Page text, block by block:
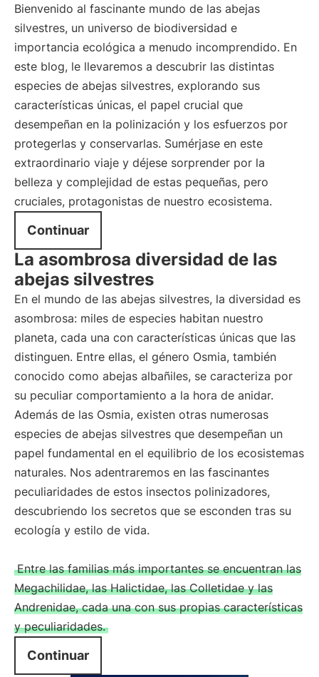
Bienvenido al fascinante mundo de las abejas
silvestres, un universo de biodiversidad e
importancia ecológica a menudo incomprendido. En
este blog, le llevaremos a descubrir las distintas
especies de abejas silvestres, explorando sus
características únicas, el papel crucial que
desempeñan en la polinización y los esfuerzos por
protegerlas y conservarlas. Sumérjase en este
extraordinario viaje y déjese sorprender por la
belleza y complejidad de estas pequeñas, pero
cruciales, protagonistas de nuestro ecosistema.
Continuar
La asombrosa diversidad de las
abejas silvestres
En el mundo de las abejas silvestres, la diversidad es
asombrosa: miles de especies habitan nuestro
planeta, cada una con características únicas que las
distinguen. Entre ellas, el género Osmia, también
conocido como abejas albañiles, se caracteriza por
su peculiar comportamiento a la hora de anidar.
Además de las Osmia, existen otras numerosas
especies de abejas silvestres que desempeñan un
papel fundamental en el equilibrio de los ecosistemas
naturales. Nos adentraremos en las fascinantes
peculiaridades de estos insectos polinizadores,
descubriendo los secretos que se esconden tras su
ecología y estilo de vida.
Entre las familias más importantes se encuentran las
Megachilidae, las Halictidae, las Colletidae y las
Andrenidae, cada una con sus propias características
y peculiaridades.
Continuar